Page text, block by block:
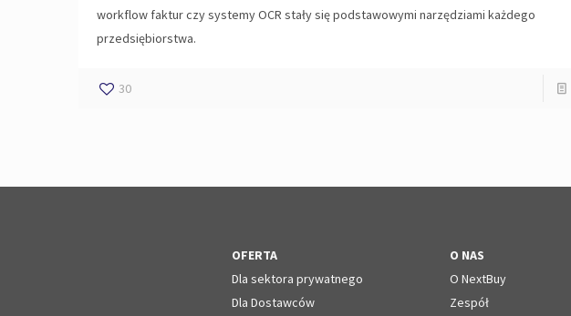
workflow faktur czy systemy OCR stały się podstawowymi narzędziami każdego
przedsiębiorstwa.
30
OFERTA
Dla sektora prywatnego
Dla Dostawców
O NAS
O NextBuy
Zespół